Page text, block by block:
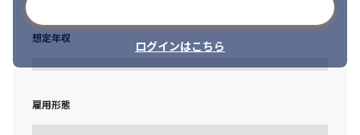
接コミュニケーションすることで、経営課題への理解を深め、長
期的な関係を築きながら、システムや業務領域に深く関わり、お
客様とともに新たなビジネスの創出に貢献します。
ログインはこちら
想定年収
雇用形態